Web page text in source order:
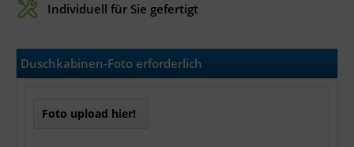
Individuell für Sie gefertigt
Duschkabinen-Foto erforderlich
Foto upload hier!